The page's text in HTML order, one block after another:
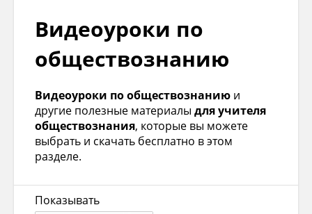
Видеоуроки по
обществознанию
Видеоуроки по обществознанию и
другие полезные материалы для учителя
обществознания, которые вы можете
выбрать и скачать бесплатно в этом
разделе.
Показывать